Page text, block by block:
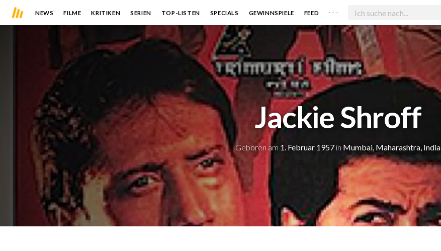
NEWS FILME KRITIKEN SERIEN TOP-LISTEN SPECIALS GEWINNSPIELE FEED . . .
Jackie Shroff
Geboren am 1. Februar 1957 in Mumbai, Maharashtra, India